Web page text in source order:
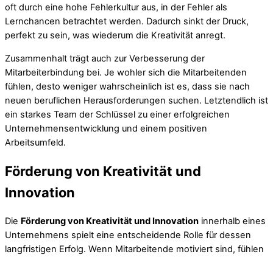
oft durch eine hohe Fehlerkultur aus, in der Fehler als
Lernchancen betrachtet werden. Dadurch sinkt der Druck,
perfekt zu sein, was wiederum die Kreativität anregt.
Zusammenhalt trägt auch zur Verbesserung der
Mitarbeiterbindung bei. Je wohler sich die Mitarbeitenden
fühlen, desto weniger wahrscheinlich ist es, dass sie nach
neuen beruflichen Herausforderungen suchen. Letztendlich ist
ein starkes Team der Schlüssel zu einer erfolgreichen
Unternehmensentwicklung und einem positiven
Arbeitsumfeld.
Förderung von Kreativität und
Innovation
Die Förderung von Kreativität und Innovation innerhalb eines
Unternehmens spielt eine entscheidende Rolle für dessen
langfristigen Erfolg. Wenn Mitarbeitende motiviert sind, fühlen